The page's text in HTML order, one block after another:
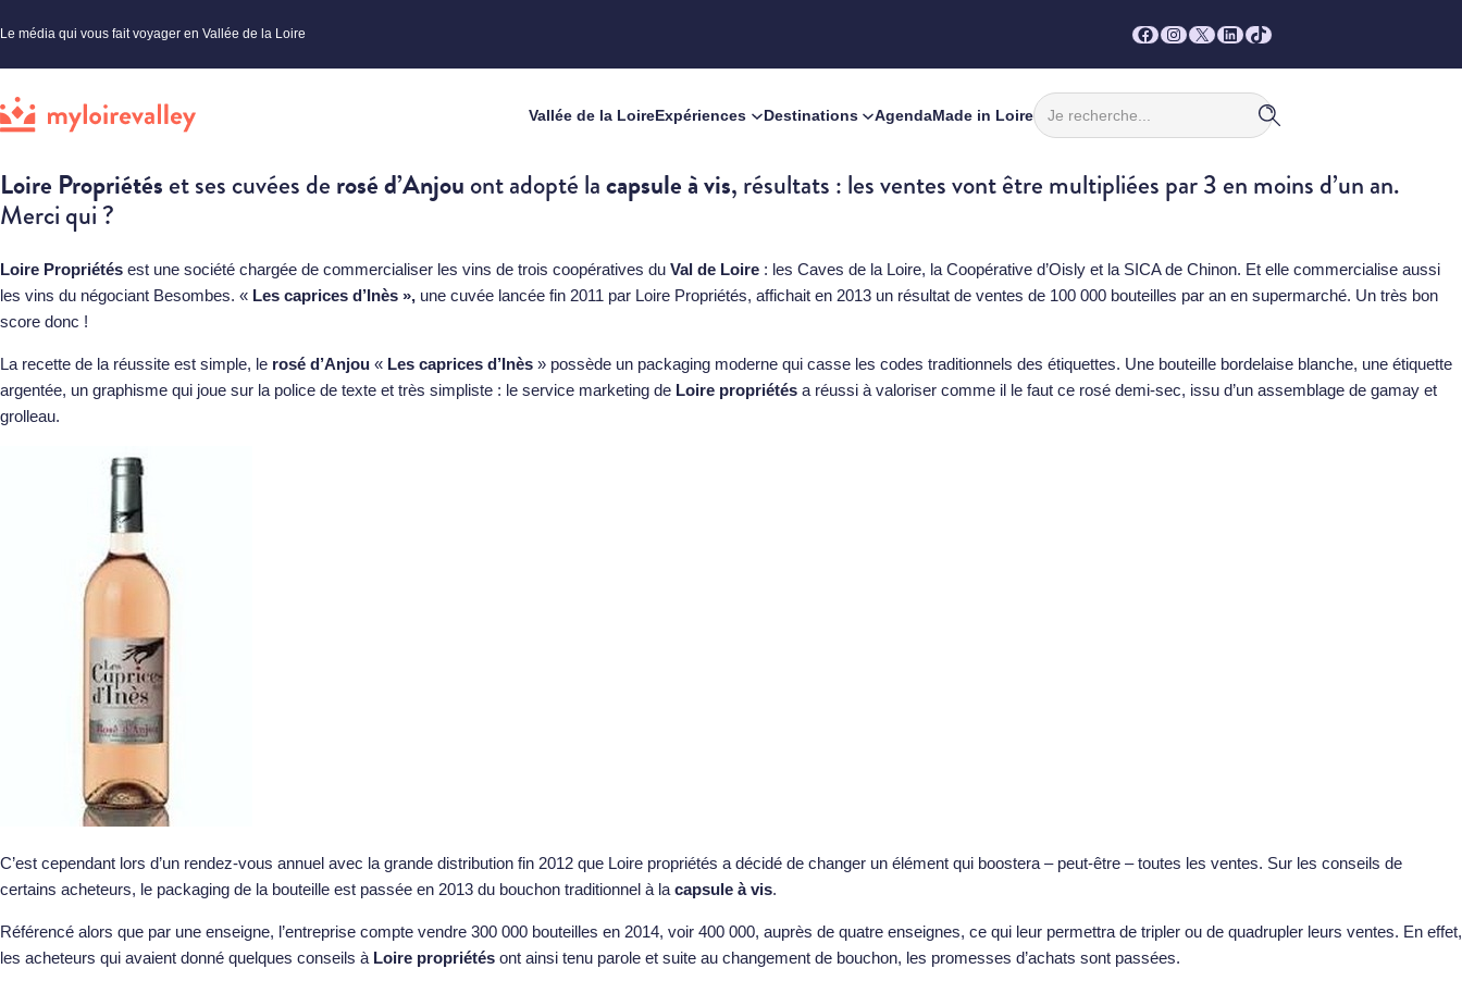
Le média qui vous fait voyager en Vallée de la Loire Facebook
Instagram
X LinkedIn
TikTok
Vallée de la LoireExpériences Destinations AgendaMade in Loire
Rechercher
Loire Propriétés et ses cuvées de rosé d’Anjou ont adopté lacapsule à vis, résultats : les ventes vont être multipliées par 3 en moins d’un an.
Merci qui ?
Loire Propriétés est une société chargée de commercialiser les vins de trois coopératives du Val de Loire : les Caves de la Loire, la Coopérative d’Oisly et la SICA de Chinon. Et elle commercialise aussi
les vins du négociant Besombes. « Les caprices d’Inès », une cuvée lancée fin 2011 par Loire Propriétés, affichait en 2013 un résultat de ventes de 100 000 bouteilles par an en supermarché. Un très bon
score donc !
La recette de la réussite est simple, le rosé d’Anjou « Les caprices d’Inès » possède un packaging moderne qui casse les codes traditionnels des étiquettes. Une bouteille bordelaise blanche, une étiquette
argentée, un graphisme qui joue sur la police de texte et très simpliste : le service marketing de Loire propriétés a réussi à valoriser comme il le faut ce rosé demi-sec, issu d’un assemblage de gamay et
grolleau.
C’est cependant lors d’un rendez-vous annuel avec la grande distribution fin 2012 que Loire propriétés a décidé de changer un élément qui boostera – peut-être – toutes les ventes. Sur les conseils de
certains acheteurs, le packaging de la bouteille est passée en 2013 du bouchon traditionnel à la capsule à vis.
Référencé alors que par une enseigne, l’entreprise compte vendre 300 000 bouteilles en 2014, voir 400 000, auprès de quatre enseignes, ce qui leur permettra de tripler ou de quadrupler leurs ventes. En effet,
les acheteurs qui avaient donné quelques conseils à Loire propriétés ont ainsi tenu parole et suite au changement de bouchon, les promesses d’achats sont passées.